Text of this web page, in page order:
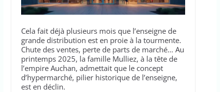
Cela fait déjà plusieurs mois que l’enseigne de
grande distribution est en proie à la tourmente.
Chute des ventes, perte de parts de marché… Au
printemps 2025, la famille Mulliez, à la tête de
l’empire Auchan, admettait que le concept
d’hypermarché, pilier historique de l’enseigne,
est en déclin.